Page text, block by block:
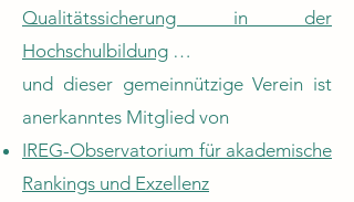
Qualitätssicherung in der
Hochschulbildung …
und dieser gemeinnützige Verein ist
anerkanntes Mitglied von
IREG-Observatorium für akademische
Rankings und Exzellenz